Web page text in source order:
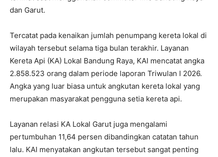
dan Garut.
Tercatat pada kenaikan jumlah penumpang kereta lokal di
wilayah tersebut selama tiga bulan terakhir. Layanan
Kereta Api (KA) Lokal Bandung Raya, KAI mencatat angka
2.858.523 orang dalam periode laporan Triwulan I 2026.
Angka yang luar biasa untuk angkutan kereta lokal yang
merupakan masyarakat pengguna setia kereta api.
Layanan relasi KA Lokal Garut juga mengalami
pertumbuhan 11,64 persen dibandingkan catatan tahun
lalu. KAI menyatakan angkutan tersebut sangat penting